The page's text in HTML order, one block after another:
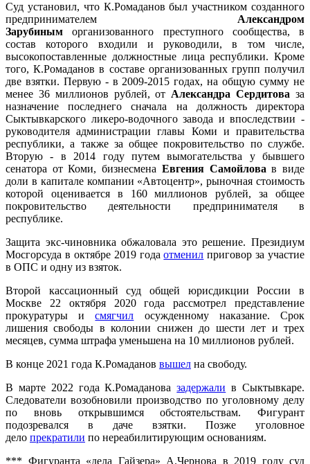
Суд установил, что К.Ромаданов был участником созданного
предпринимателем Александром
Зарубиным организованного преступного сообщества, в
состав которого входили и руководили, в том числе,
высокопоставленные должностные лица республики. Кроме
того, К.Ромаданов в составе организованных групп получил
две взятки. Первую - в 2009-2015 годах, на общую сумму не
менее 36 миллионов рублей, от Александра Сердитова за
назначение последнего сначала на должность директора
Сыктывкарского ликеро-водочного завода и впоследствии -
руководителя администрации главы Коми и правительства
республики, а также за общее покровительство по службе.
Вторую - в 2014 году путем вымогательства у бывшего
сенатора от Коми, бизнесмена Евгения Самойлова в виде
доли в капитале компании «Автоцентр», рыночная стоимость
которой оценивается в 160 миллионов рублей, за общее
покровительство деятельности предпринимателя в
республике.
Защита экс-чиновника обжаловала это решение. Президиум
Мосгорсуда в октябре 2019 годаотменил приговор за участие
в ОПС и одну из взяток.
Второй кассационный суд общей юрисдикции России в
Москве 22 октября 2020 года рассмотрел представление
прокуратуры исмягчил осужденному наказание. Срок
лишения свободы в колонии снижен до шести лет и трех
месяцев, сумма штрафа уменьшена на 10 миллионов рублей.
В конце 2021 года К.Ромаданов вышел на свободу.
В марте 2022 года К.Ромадановазадержали в Сыктывкаре.
Следователи возобновили производство по уголовному делу
по вновь открывшимся обстоятельствам. Фигурант
подозревался в даче взятки. Позже уголовное
дело прекратили по нереабилитирующим основаниям.
*** Фигуранта «дела Гайзера» А.Чернова в 2019 году суд